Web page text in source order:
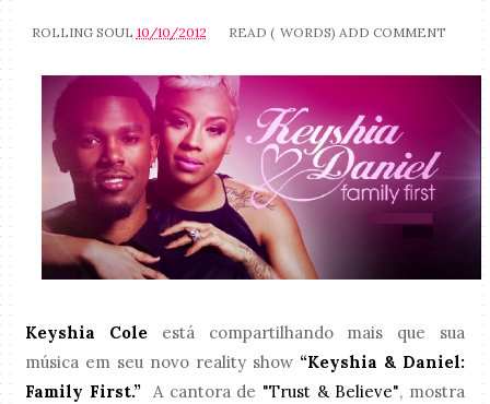
ROLLING SOUL 10/10/2012 READ ( WORDS) ADD COMMENT
Keyshia Coleestá compartilhando mais que sua
música em seu novo reality show “Keyshia & Daniel:
Family First.”A cantora de "Trust & Believe", mostra